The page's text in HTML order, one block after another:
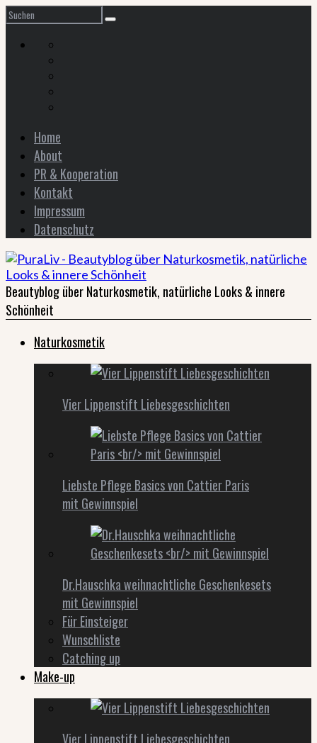
Home
About
PR & Kooperation
Kontakt
Impressum
Datenschutz
Beautyblog über Naturkosmetik, natürliche Looks & innere
Schönheit
Naturkosmetik
Vier Lippenstift Liebesgeschichten
Liebste Pflege Basics von Cattier Paris
mit Gewinnspiel
Dr.Hauschka weihnachtliche Geschenkesets
mit Gewinnspiel
Für Einsteiger
Wunschliste
Catching up
Make-up
Vier Lippenstift Liebesgeschichten